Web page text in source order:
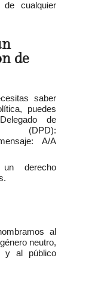
de cualquier
de
saber
puedes
de
(DPD):
A/A
derecho
al
neutro,
y al público